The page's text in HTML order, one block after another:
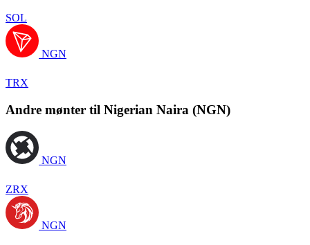
SOL
NGN
TRX
Andre mønter til Nigerian Naira (NGN)
NGN
ZRX
NGN